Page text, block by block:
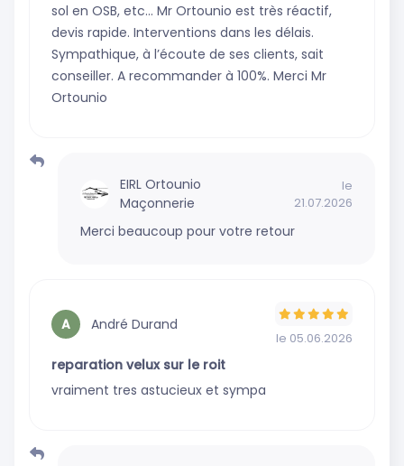
sol en OSB, etc… Mr Ortounio est très réactif,
devis rapide. Interventions dans les délais.
Sympathique, à l’écoute de ses clients, sait
conseiller. A recommander à 100%. Merci Mr
Ortounio
EIRL Ortounio
Maçonnerie
le
21.07.2026
Merci beaucoup pour votre retour
A André Durand
le 05.06.2026
reparation velux sur le roit
vraiment tres astucieux et sympa